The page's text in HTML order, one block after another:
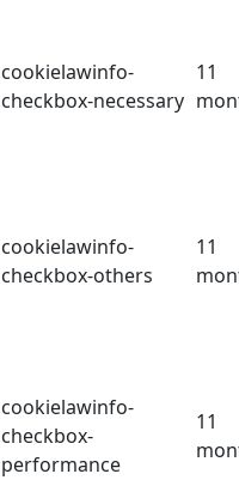
cookielawinfo-
checkbox-necessary
11
cookielawinfo-
checkbox-others
11
cookielawinfo-
checkbox-
performance
11